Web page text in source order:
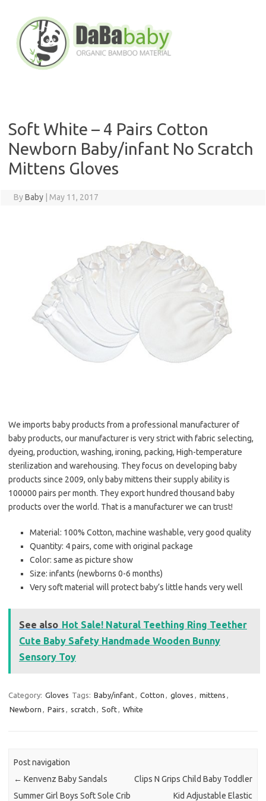
content
Soft White – 4 Pairs Cotton
Newborn Baby/infant No Scratch
Mittens Gloves
ByBaby May 11, 2017
We imports baby products from a professional manufacturer of
baby products, our manufacturer is very strict with fabric selecting,
dyeing, production, washing, ironing, packing, High-temperature
sterilization and warehousing. They focus on developing baby
products since 2009, only baby mittens their supply ability is
100000 pairs per month. They export hundred thousand baby
products over the world. That is a manufacturer we can trust!
Material: 100% Cotton, machine washable, very good quality
Quantity: 4 pairs, come with original package
Color: same as picture show
Size: infants (newborns 0-6 months)
Very soft material will protect baby’s little hands very well
See also Hot Sale! Natural Teething Ring Teether
Cute Baby Safety Handmade Wooden Bunny
Sensory Toy
Category: Gloves Tags: Baby/infant Cotton gloves mittens
Newborn
Pairs scratch Soft White
Post navigation
← Kenvenz Baby Sandals
Summer Girl Boys Soft Sole Crib
Clips N Grips Child Baby Toddler
Kid Adjustable Elastic